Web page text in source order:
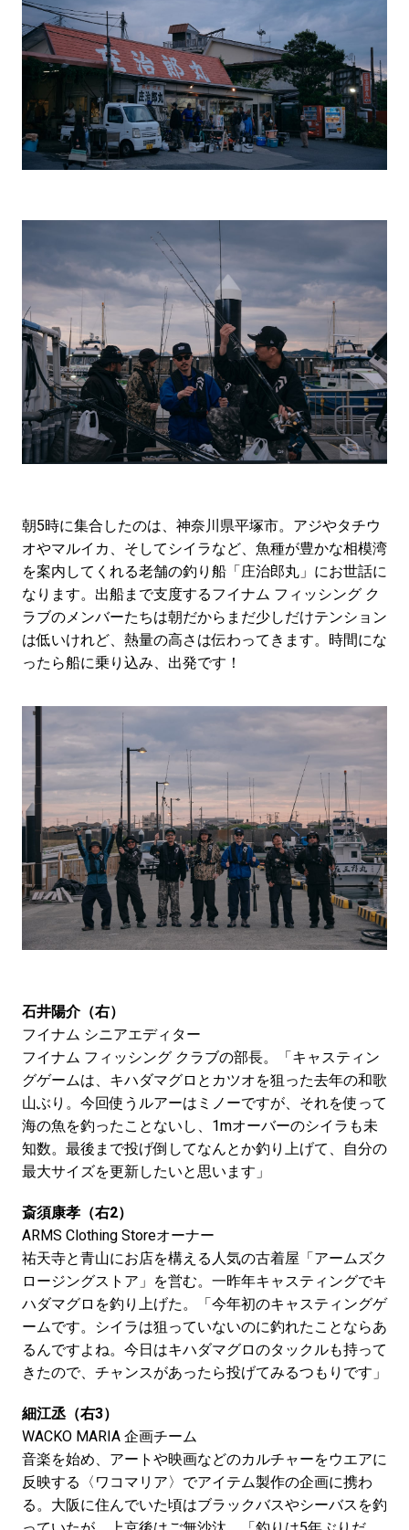
朝5時に集合したのは、神奈川県平塚市。アジやタチウ
オやマルイカ、そしてシイラなど、魚種が豊かな相模湾
を案内してくれる老舗の釣り船「庄治郎丸」にお世話に
なります。出船まで支度するフイナム フィッシング ク
ラブのメンバーたちは朝だからまだ少しだけテンション
は低いけれど、熱量の高さは伝わってきます。時間にな
ったら船に乗り込み、出発です！
石井陽介（右）
フイナム シニアエディター
フイナム フィッシング クラブの部長。「キャスティン
グゲームは、キハダマグロとカツオを狙った去年の和歌
山ぶり。今回使うルアーはミノーですが、それを使って
海の魚を釣ったことないし、1mオーバーのシイラも未
知数。最後まで投げ倒してなんとか釣り上げて、自分の
最大サイズを更新したいと思います」
斎須康孝（右2）
ARMS Clothing Storeオーナー
祐天寺と青山にお店を構える人気の古着屋「アームズク
ロージングストア」を営む。一昨年キャスティングでキ
ハダマグロを釣り上げた。「今年初のキャスティングゲ
ームです。シイラは狙っていないのに釣れたことならあ
るんですよね。今日はキハダマグロのタックルも持って
きたので、チャンスがあったら投げてみるつもりです」
細江丞（右3）
WACKO MARIA 企画チーム
音楽を始め、アートや映画などのカルチャーをウエアに
反映する〈ワコマリア〉でアイテム製作の企画に携わ
る。大阪に住んでいた頃はブラックバスやシーバスを釣